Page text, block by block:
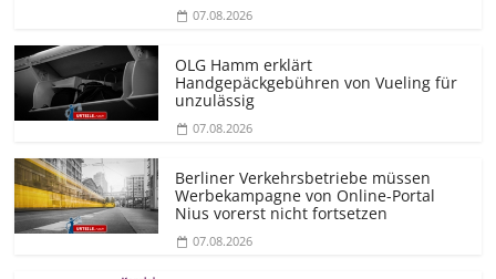
07.08.2026
OLG Hamm erklärt
Handgepäckgebühren von Vueling für
unzulässig
07.08.2026
Berliner Verkehrsbetriebe müssen
Werbekampagne von Online-Portal
Nius vorerst nicht fortsetzen
07.08.2026